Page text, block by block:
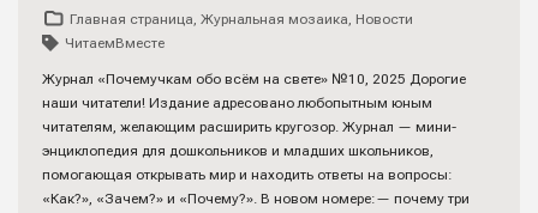
Главная страница, Журнальная мозаика, Новости
ЧитаемВместе
Журнал «Почемучкам обо всём на свете» №10, 2025 Дорогие
наши читатели! Издание адресовано любопытным юным
читателям, желающим расширить кругозор. Журнал — мини-
энциклопедия для дошкольников и младших школьников,
помогающая открывать мир и находить ответы на вопросы:
«Как?», «Зачем?» и «Почему?». В новом номере:— почему три